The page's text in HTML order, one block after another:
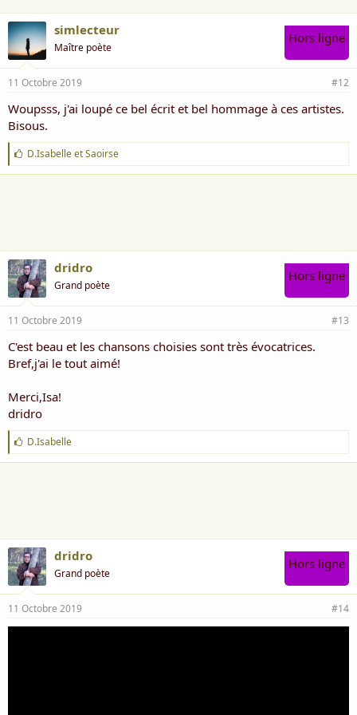
simlecteur
Maître poète
Hors ligne
11 Octobre 2019 #12
Woupsss, j'ai loupé ce bel écrit et bel hommage à ces artistes.
Bisous.
J
'
a
D.IsabelleetSaoirse
dridro
Grand poète
Hors ligne
11 Octobre 2019 #13
C'est beau et les chansons choisies sont très évocatrices.
Bref,j'ai le tout aimé!
Merci,Isa!
dridro
J
'
a
D.Isabelle
dridro
Grand poète
Hors ligne
11 Octobre 2019 #14